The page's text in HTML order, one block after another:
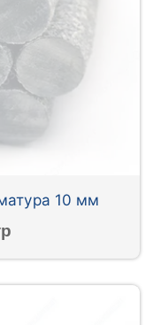
10 мм